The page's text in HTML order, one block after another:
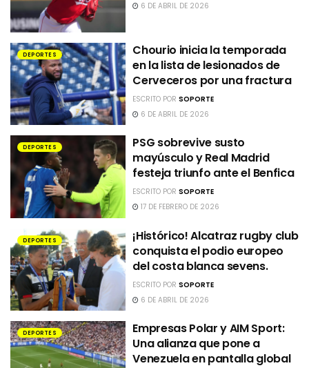
6 DE ABRIL DE 2026
DEPORTES
Chourio inicia la temporada
en la lista de lesionados de
Cerveceros por una fractura
ESCRITO PORSOPORTE
6 DE ABRIL DE 2026
DEPORTES
PSG sobrevive susto
mayúsculo y Real Madrid
festeja triunfo ante el Benfica
ESCRITO PORSOPORTE
17 DE FEBRERO DE 2026
DEPORTES
¡Histórico! Alcatraz rugby club
conquista el podio europeo
del costa blanca sevens.
ESCRITO PORSOPORTE
6 DE ABRIL DE 2026
DEPORTES
Empresas Polar y AIM Sport:
Una alianza que pone a
Venezuela en pantalla global